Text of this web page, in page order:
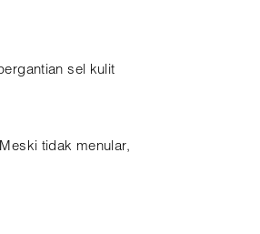
sel kulit
tidak menular,